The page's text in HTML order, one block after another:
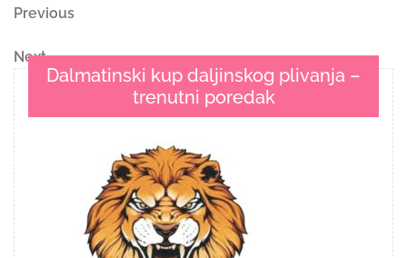
Navigacija
objava
Previous
Previous
Next
Post
Next
Dalmatinski kup daljinskog plivanja –
trenutni poredak